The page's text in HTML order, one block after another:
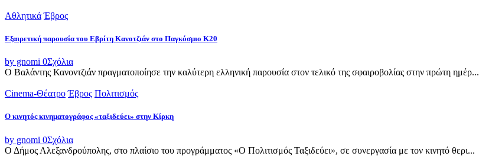
Αθλητικά Έβρος
Εξαιρετική παρουσία του Εβρίτη Κανοτζιάν στο Παγκόσμιο Κ20
by gnomi 0Σχόλια
Ο Βαλάντης Κανοντζιάν πραγματοποίησε την καλύτερη ελληνική παρουσία στον τελικό της σφαιροβολίας στην πρώτη ημέρ...
Cinema-Θέατρο Έβρος Πολιτισμός
Ο κινητός κινηματογράφος «ταξιδεύει» στην Κίρκη
by gnomi 0Σχόλια
Ο Δήμος Αλεξανδρούπολης, στο πλαίσιο του προγράμματος «Ο Πολιτισμός Ταξιδεύει», σε συνεργασία με τον κινητό θερι...